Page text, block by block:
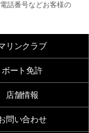
話番号などお客様の
リンクラブ
ボート免許
店舗情報
問い合わせ